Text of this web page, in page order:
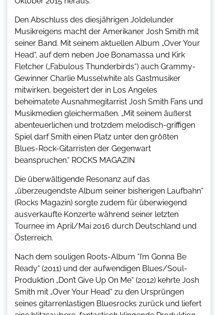
Den Abschluss des diesjährigen Joldelunder
Musikreigens macht der Amerikaner Josh Smith mit
seiner Band. Mit seinem aktuellen Album „Over Your
Head“, auf dem neben Joe Bonamassa und Kirk
Fletcher („Fabulous Thunderbirds“) auch Grammy-
Gewinner Charlie Musselwhite als Gastmusiker
mitwirken, begeistert der in Los Angeles
beheimatete Ausnahmegitarrist Josh Smith Fans und
Musikmedien gleichermaßen. „Mit seinem äußerst
abenteuerlichen und trotzdem melodisch-griffigen
Spiel darf Smith einen Platz unter den größten
Blues-Rock-Gitarristen der Gegenwart
beanspruchen.“ ROCKS MAGAZIN
Die überwältigende Resonanz auf das
„überzeugendste Album seiner bisherigen Laufbahn“
(Rocks Magazin) sorgte zudem für überwiegend
ausverkaufte Konzerte während seiner letzten
Tournee im April/Mai 2016 durch Deutschland und
Österreich.
Nach dem souligen Roots-Album “I’m Gonna Be
Ready“ (2011) und der aufwendigen Blues/Soul-
Produktion „Don’t Give Up On Me“ (2012) kehrte Josh
Smith mit „Over Your Head“ zu den Ursprüngen
seines gitarrenlastigen Bluesrocks zurück und liefert